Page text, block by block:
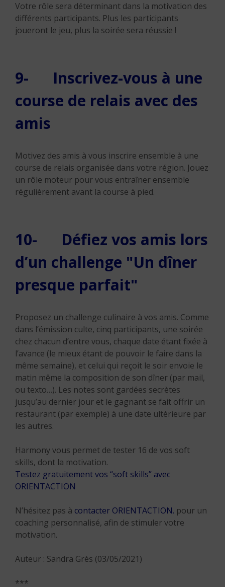
Votre rôle sera déterminant dans la motivation des
différents participants. Plus les participants
joueront le jeu, plus la soirée sera réussie !
9- Inscrivez-vous à une
course de relais avec des
amis
Motivez des amis à vous inscrire ensemble à une
course de relais organisée dans votre région. Jouez
un rôle moteur pour vous entraîner ensemble
régulièrement avant la course à pied.
10- Défiez vos amis lors
d’un challenge ʺUn dîner
presque parfaitʺ
Proposez un challenge culinaire à vos amis. Comme
dans l’émission culte, cinq participants, une soirée
chez chacun d’entre vous, chaque date étant fixée à
l’avance (le mieux étant de pouvoir le faire dans la
même semaine), et celui qui reçoit le soir envoie le
matin même la composition de son dîner (par mail,
ou texto…). Les notes sont gardées secrètes
jusqu’au dernier jour et le gagnant se fait offrir un
restaurant (par exemple) à une date ultérieure par
les autres.
Harmony vous permet de tester 16 de vos soft
skills, dont la motivation.
Testez gratuitement vos “soft skills” avec
ORIENTACTION
N’hésitez pas à contacter ORIENTACTION. pour un
coaching personnalisé, afin de stimuler votre
motivation.
Auteur : Sandra Grès (03/05/2021)
***